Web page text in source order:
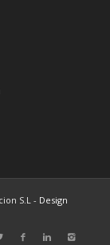
S.L - Design